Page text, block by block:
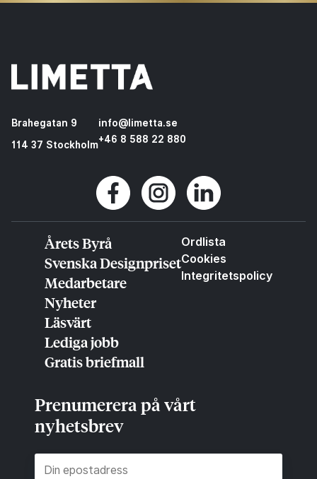
Brahegatan 9
114 37 Stockholm
info@limetta.se
+46 8 588 22 880
Årets Byrå
Svenska Designpriset
Medarbetare
Nyheter
Läsvärt
Lediga jobb
Gratis briefmall
Ordlista
Cookies
Integritetspolicy
Prenumerera på vårt
nyhetsbrev